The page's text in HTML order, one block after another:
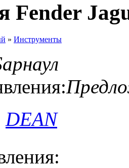
Fender
» Инструменты
DEAN